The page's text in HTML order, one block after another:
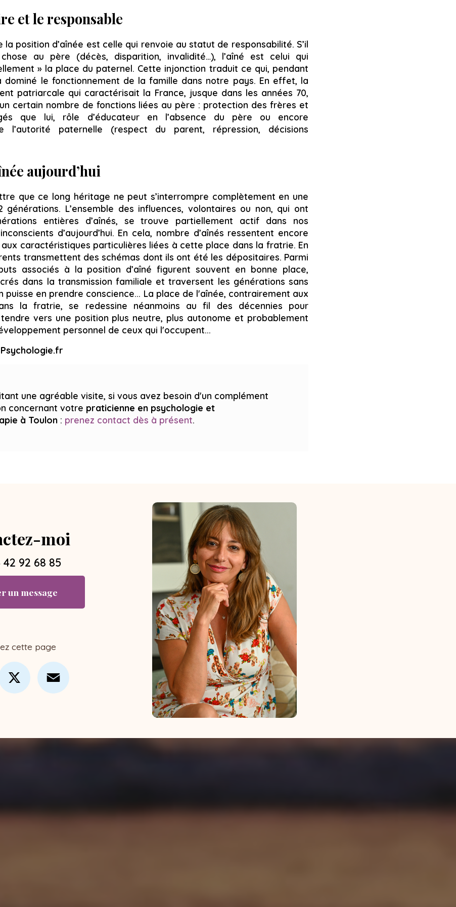
et le responsable
la position d’aînée est celle qui renvoie au statut de responsabilité. S’il
au père (décès, disparition, invalidité…), l’aîné est celui qui
» la place du paternel. Cette injonction traduit ce qui, pendant
dominé le fonctionnement de la famille dans notre pays. En effet, la
patriarcale qui caractérisait la France, jusque dans les années 70,
certain nombre de fonctions liées au père : protection des frères et
que lui, rôle d’éducateur en l’absence du père ou encore
l’autorité paternelle (respect du parent, répression, décisions
aujourd’hui
que ce long héritage ne peut s’interrompre complètement en une
générations. L’ensemble des influences, volontaires ou non, qui ont
entières d’aînés, se trouve partiellement actif dans nos
d’aujourd’hui. En cela, nombre d’aînés ressentent encore
caractéristiques particulières liées à cette place dans la fratrie. En
transmettent des schémas dont ils ont été les dépositaires. Parmi
associés à la position d’aîné figurent souvent en bonne place,
dans la transmission familiale et traversent les générations sans
puisse en prendre conscience... La place de l'aînée, contrairement aux
la fratrie, se redessine néanmoins au fil des décennies pour
vers une position plus neutre, plus autonome et probablement
personnel de ceux qui l'occupent...
une agréable visite, si vous avez besoin d'un complément
concernant votre praticienne en psychologie et
à Toulon : prenez contact dès à présent.
moi
42 92 68 85
un message
cette page